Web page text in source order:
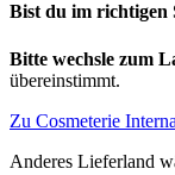
Bist du im richtigen
Bitte wechsle zum
übereinstimmt.
Zu Cosmeterie
Anderes Lieferland